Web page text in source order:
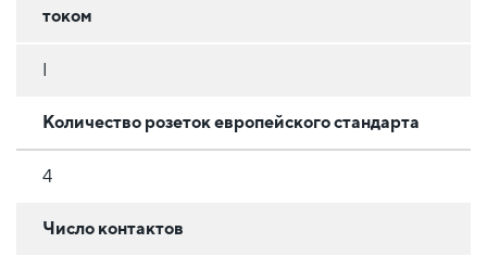
током
Количество розеток европейского стандарта
4
Число контактов